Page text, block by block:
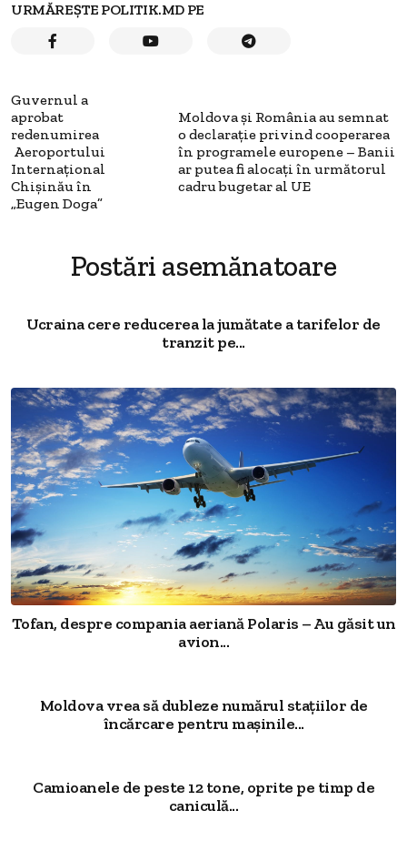
URMĂREȘTE POLITIK.MD PE
Guvernul a
aprobat
redenumirea
Aeroportului
Internațional
Chișinău în
„Eugen Doga”
Moldova și România au semnat
o declarație privind cooperarea
în programele europene – Banii
ar putea fi alocați în următorul
cadru bugetar al UE
Postări asemănatoare
Ucraina cere reducerea la jumătate a tarifelor de
tranzit pe...
Tofan, despre compania aeriană Polaris – Au găsit un
avion...
Moldova vrea să dubleze numărul stațiilor de
încărcare pentru mașinile...
Camioanele de peste 12 tone, oprite pe timp de
caniculă...